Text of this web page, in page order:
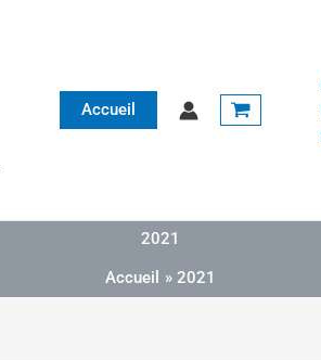
Accueil
2021
Accueil
2021